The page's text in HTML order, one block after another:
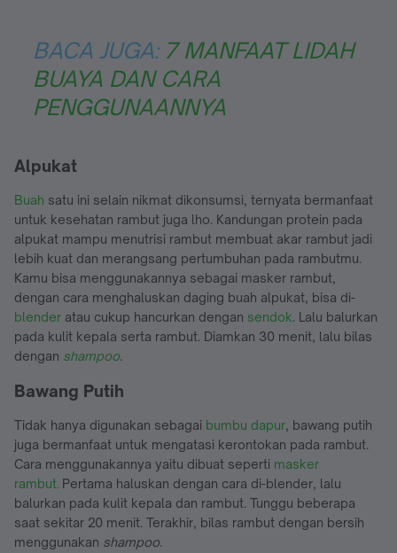
BACA JUGA: 7 MANFAAT LIDAH
BUAYA DAN CARA
PENGGUNAANNYA
Alpukat
Buah satu ini selain nikmat dikonsumsi, ternyata bermanfaat
untuk kesehatan rambut juga lho. Kandungan protein pada
alpukat mampu menutrisi rambut membuat akar rambut jadi
lebih kuat dan merangsang pertumbuhan pada rambutmu.
Kamu bisa menggunakannya sebagai masker rambut,
dengan cara menghaluskan daging buah alpukat, bisa di-
blender atau cukup hancurkan dengan sendok. Lalu balurkan
pada kulit kepala serta rambut. Diamkan 30 menit, lalu bilas
dengan shampoo.
Bawang Putih
Tidak hanya digunakan sebagai bumbu dapur, bawang putih
juga bermanfaat untuk mengatasi kerontokan pada rambut.
Cara menggunakannya yaitu dibuat seperti masker
rambut. Pertama haluskan dengan cara di-blender, lalu
balurkan pada kulit kepala dan rambut. Tunggu beberapa
saat sekitar 20 menit. Terakhir, bilas rambut dengan bersih
menggunakan shampoo.